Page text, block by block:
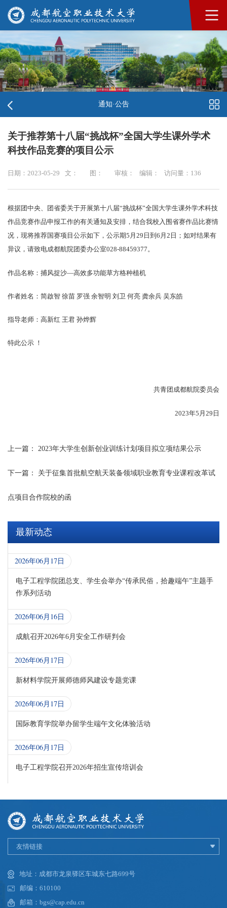
通知·公告
关于推荐第十八届“挑战杯”全国大学生课外学术
科技作品竞赛的项目公示
日期：2023-05-29 文： 图： 审核： 编辑： 访问量： 136
根据团中央、团省委关于开展第十八届“挑战杯”全国大学生课外学术科技
作品竞赛作品申报工作的有关通知及安排，结合我校入围省赛作品比赛情
况，现将推荐国赛项目公示如下，公示期5月29日到6月2日；如对结果有
异议，请致电成都航院团委办公室028-88459377。
作品名称：捕风捉沙—高效多功能草方格种植机
作者姓名：简啟智 徐苗 罗强 余智明 刘卫 何亮 龚余兵 吴东皓
指导老师：高新红 王君 孙烨辉
特此公示 ！
共青团成都航院委员会
2023年5月29日
上一篇： 2023年大学生创新创业训练计划项目拟立项结果公示
下一篇： 关于征集首批航空航天装备领域职业教育专业课程改革试
点项目合作院校的函
最新动态
2026年06月17日
电子工程学院团总支、学生会举办“传承民俗，拾趣端午”主题手
作系列活动
2026年06月16日
成航召开2026年6月安全工作研判会
2026年06月17日
新材料学院开展师德师风建设专题党课
2026年06月17日
国际教育学院举办留学生端午文化体验活动
2026年06月17日
电子工程学院召开2026年招生宣传培训会
友情链接
地址：成都市龙泉驿区车城东七路699号
邮编：610100
邮箱：bgs@cap.edu.cn